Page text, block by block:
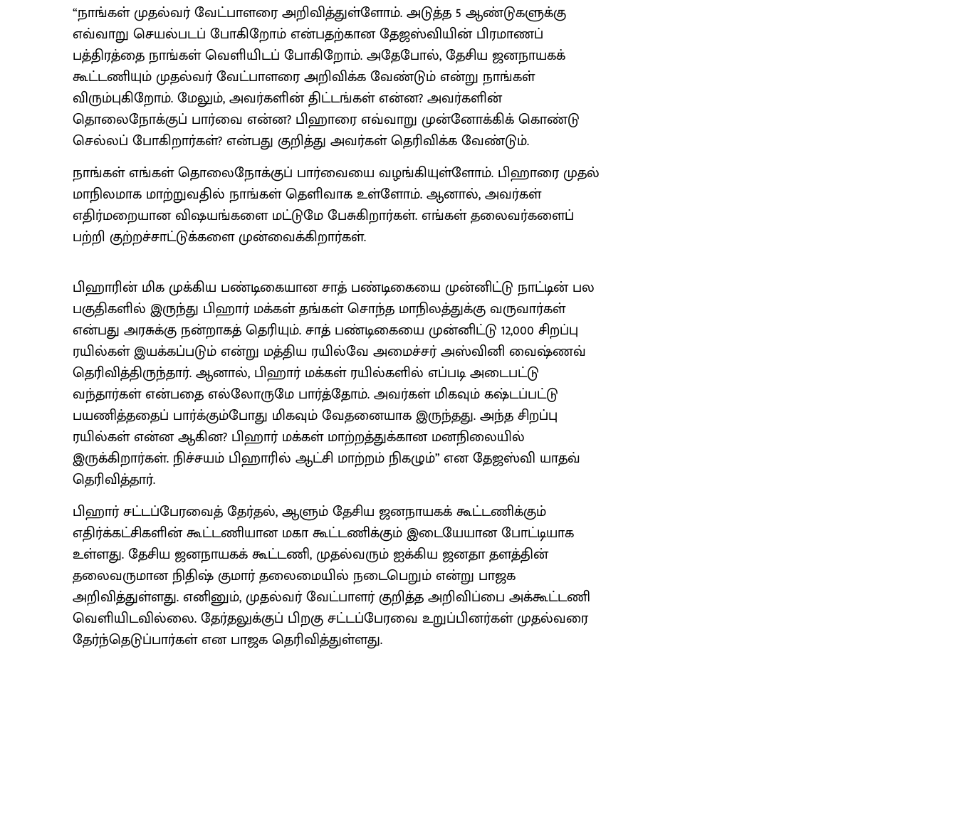
“நாங்கள் முதல்வர் வேட்பாளரை அறிவித்துள்ளோம். அடுத்த 5 ஆண்டுகளுக்கு
எவ்வாறு செயல்படப் போகிறோம் என்பதற்கான தேஜஸ்வியின் பிரமாணப்
பத்திரத்தை நாங்கள் வெளியிடப் போகிறோம். அதேபோல், தேசிய ஜனநாயகக்
கூட்டணியும் முதல்வர் வேட்பாளரை அறிவிக்க வேண்டும் என்று நாங்கள்
விரும்புகிறோம். மேலும், அவர்களின் திட்டங்கள் என்ன? அவர்களின்
தொலைநோக்குப் பார்வை என்ன? பிஹாரை எவ்வாறு முன்னோக்கிக் கொண்டு
செல்லப் போகிறார்கள்? என்பது குறித்து அவர்கள் தெரிவிக்க வேண்டும்.
நாங்கள் எங்கள் தொலைநோக்குப் பார்வையை வழங்கியுள்ளோம். பிஹாரை முதல்
மாநிலமாக மாற்றுவதில் நாங்கள் தெளிவாக உள்ளோம். ஆனால், அவர்கள்
எதிர்மறையான விஷயங்களை மட்டுமே பேசுகிறார்கள். எங்கள் தலைவர்களைப்
பற்றி குற்றச்சாட்டுக்களை முன்வைக்கிறார்கள்.
பிஹாரின் மிக முக்கிய பண்டிகையான சாத் பண்டிகையை முன்னிட்டு நாட்டின் பல
பகுதிகளில் இருந்து பிஹார் மக்கள் தங்கள் சொந்த மாநிலத்துக்கு வருவார்கள்
என்பது அரசுக்கு நன்றாகத் தெரியும். சாத் பண்டிகையை முன்னிட்டு 12,000 சிறப்பு
ரயில்கள் இயக்கப்படும் என்று மத்திய ரயில்வே அமைச்சர் அஸ்வினி வைஷ்ணவ்
தெரிவித்திருந்தார். ஆனால், பிஹார் மக்கள் ரயில்களில் எப்படி அடைபட்டு
வந்தார்கள் என்பதை எல்லோருமே பார்த்தோம். அவர்கள் மிகவும் கஷ்டப்பட்டு
பயணித்ததைப் பார்க்கும்போது மிகவும் வேதனையாக இருந்தது. அந்த சிறப்பு
ரயில்கள் என்ன ஆகின? பிஹார் மக்கள் மாற்றத்துக்கான மனநிலையில்
இருக்கிறார்கள். நிச்சயம் பிஹாரில் ஆட்சி மாற்றம் நிகழும்” என தேஜஸ்வி யாதவ்
தெரிவித்தார்.
பிஹார் சட்டப்பேரவைத் தேர்தல், ஆளும் தேசிய ஜனநாயகக் கூட்டணிக்கும்
எதிர்க்கட்சிகளின் கூட்டணியான மகா கூட்டணிக்கும் இடையேயான போட்டியாக
உள்ளது. தேசிய ஜனநாயகக் கூட்டணி, முதல்வரும் ஐக்கிய ஜனதா தளத்தின்
தலைவருமான நிதிஷ் குமார் தலைமையில் நடைபெறும் என்று பாஜக
அறிவித்துள்ளது. எனினும், முதல்வர் வேட்பாளர் குறித்த அறிவிப்பை அக்கூட்டணி
வெளியிடவில்லை. தேர்தலுக்குப் பிறகு சட்டப்பேரவை உறுப்பினர்கள் முதல்வரை
தேர்ந்தெடுப்பார்கள் என பாஜக தெரிவித்துள்ளது.